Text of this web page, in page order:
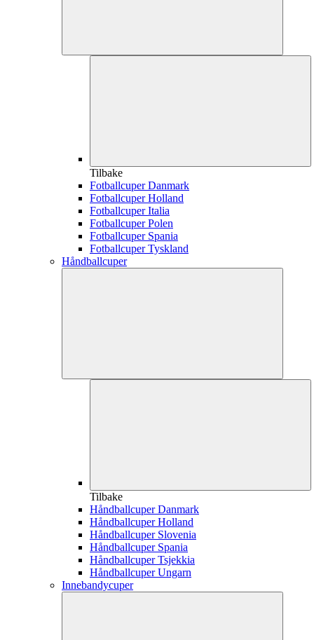
Tilbake
Fotballcuper Danmark
Fotballcuper Holland
Fotballcuper Italia
Fotballcuper Polen
Fotballcuper Spania
Fotballcuper Tyskland
Håndballcuper
Tilbake
Håndballcuper Danmark
Håndballcuper Holland
Håndballcuper Slovenia
Håndballcuper Spania
Håndballcuper Tsjekkia
Håndballcuper Ungarn
Innebandycuper